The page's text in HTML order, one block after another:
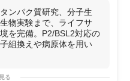
す。）
の取り扱い 要相談（委員
した実験に限り。）
み換え実験 可能（委員会
た実験に限り。）
居室 シェアあり
ンパク質研究、分子生
物実験まで、ライフサ
を完備。P2/BSL2対応の
組換えや病原体を用い
る